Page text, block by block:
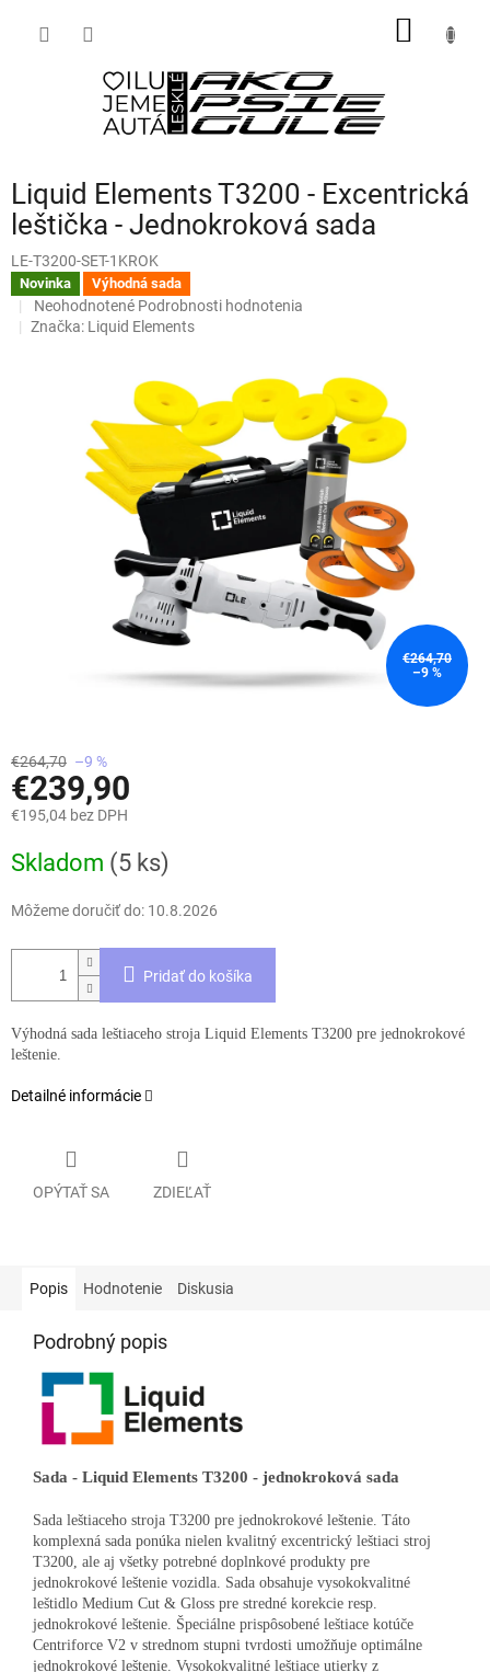
Liquid Elements T3200 - Excentrická
leštička - Jednokroková sada
LE-T3200-SET-1KROK
Novinka Výhodná sada
Priemerné
hodnotenie
hviezdičiek.
Neohodnotené Podrobnosti hodnotenia
Značka: Liquid Elements
€264,70
–9 %
€264,70 –9 %
€239,90
€195,04 bez DPH
cena:
Skladom (5 ks)
Môžeme doručiť do: 10.8.2026
Pridať do košíka
Výhodná sada leštiaceho stroja Liquid Elements T3200 pre jednokrokové
leštenie.
Detailné informácie
OPÝTAŤ SA ZDIEĽAŤ
Popis Hodnotenie Diskusia
Podrobný popis
Sada - Liquid Elements T3200 - jednokroková sada
Sada leštiaceho stroja T3200 pre jednokrokové leštenie. Táto
komplexná sada ponúka nielen kvalitný excentrický leštiaci stroj
T3200, ale aj všetky potrebné doplnkové produkty pre
jednokrokové leštenie vozidla. Sada obsahuje vysokokvalitné
leštidlo Medium Cut & Gloss pre stredné korekcie resp.
jednokrokové leštenie. Špeciálne prispôsobené leštiace kotúče
Centriforce V2 v strednom stupni tvrdosti umožňuje optimálne
jednokrokové leštenie. Vysokokvalitné leštiace utierky z